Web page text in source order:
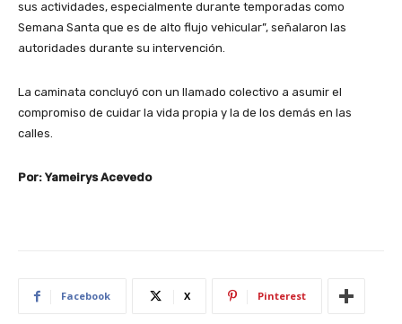
sus actividades, especialmente durante temporadas como
Semana Santa que es de alto flujo vehicular”, señalaron las
autoridades durante su intervención.
La caminata concluyó con un llamado colectivo a asumir el
compromiso de cuidar la vida propia y la de los demás en las
calles.
Por: Yameirys Acevedo
Facebook X Pinterest